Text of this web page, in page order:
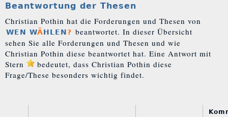
Beantwortung der Thesen
Christian Pothin hat die Forderungen und Thesen von
WEN WÄHLEN? beantwortet. In dieser Übersicht
sehen Sie alle Forderungen und Thesen und wie
Christian Pothin diese beantwortet hat. Eine Antwort mit
Stern
bedeutet, dass Christian Pothin diese
Frage/These besonders wichtig findet.